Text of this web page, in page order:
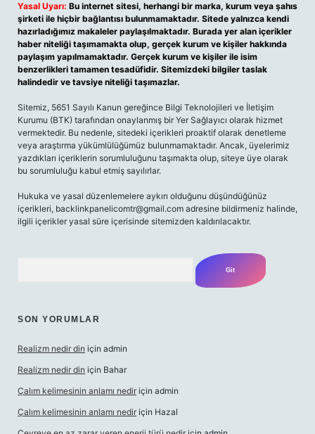
Yasal Uyarı: Bu internet sitesi, herhangi bir marka, kurum veya şahıs
şirketi ile hiçbir bağlantısı bulunmamaktadır. Sitede yalnızca kendi
hazırladığımız makaleler paylaşılmaktadır. Burada yer alan içerikler
haber niteliği taşımamakta olup, gerçek kurum ve kişiler hakkında
paylaşım yapılmamaktadır. Gerçek kurum ve kişiler ile isim
benzerlikleri tamamen tesadüfidir. Sitemizdeki bilgiler taslak
halindedir ve tavsiye niteliği taşımazlar.
Sitemiz, 5651 Sayılı Kanun gereğince Bilgi Teknolojileri ve İletişim
Kurumu (BTK) tarafından onaylanmış bir Yer Sağlayıcı olarak hizmet
vermektedir. Bu nedenle, sitedeki içerikleri proaktif olarak denetleme
veya araştırma yükümlülüğümüz bulunmamaktadır. Ancak, üyelerimiz
yazdıkları içeriklerin sorumluluğunu taşımakta olup, siteye üye olarak
bu sorumluluğu kabul etmiş sayılırlar.
Hukuka ve yasal düzenlemelere aykırı olduğunu düşündüğünüz
içerikleri, backlinkpanelicomtr@gmail.com adresine bildirmeniz halinde,
ilgili içerikler yasal süre içerisinde sitemizden kaldırılacaktır.
SON YORUMLAR
Realizm nedir din için admin
Realizm nedir din için Bahar
Çalım kelimesinin anlamı nedir için admin
Çalım kelimesinin anlamı nedir için Hazal